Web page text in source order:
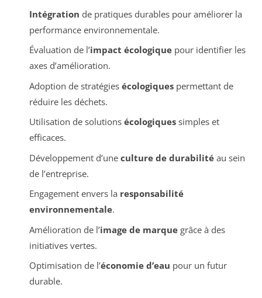
Intégration de pratiques durables pour améliorer la
performance environnementale.
Évaluation de l’impact écologiquepour identifier les
axes d’amélioration.
Adoption de stratégies écologiquespermettant de
réduire les déchets.
Utilisation de solutions écologiquessimples et
efficaces.
Développement d’une culture de durabilitéau sein
de l’entreprise.
Engagement envers la responsabilité
environnementale.
Amélioration de l’image de marquegrâce à des
initiatives vertes.
Optimisation de l’économie d’eau pour un futur
durable.